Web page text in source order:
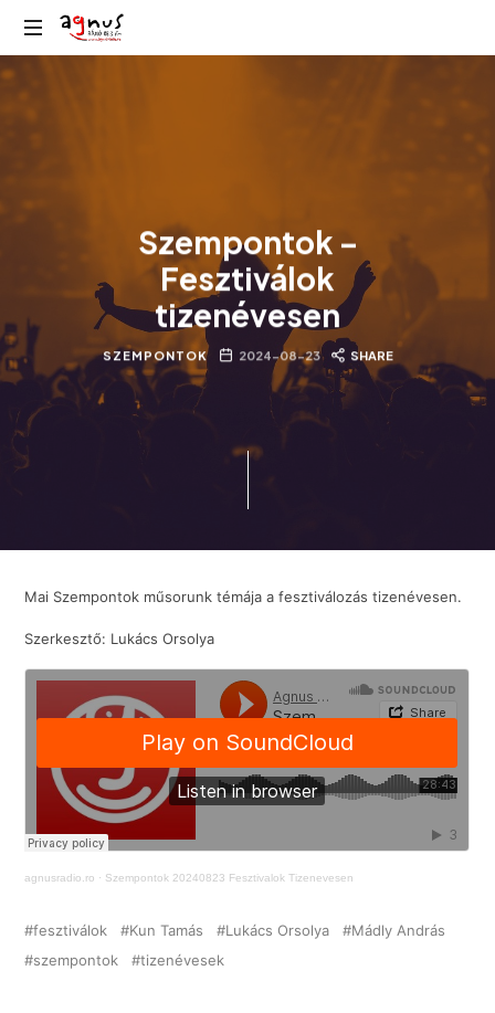
Agnus
Szempontok –
Fesztiválok
tizenévesen
SZEMPONTOK 2024-08-23 SHARE
Mai Szempontok műsorunk témája a fesztiválozás tizenévesen.
Szerkesztő: Lukács Orsolya
agnusradio.ro · Szempontok 20240823 Fesztivalok Tizenevesen
fesztiválok Kun Tamás Lukács Orsolya
Mádly András
szempontok
tizenévesek